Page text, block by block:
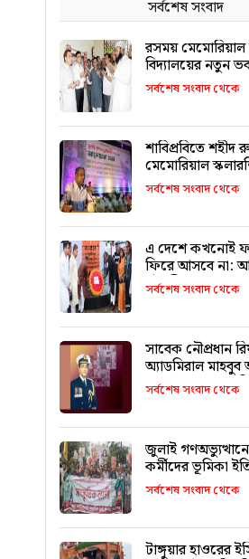
সর্বশেষ সংবাদ
রসময় মেমোরিয়াল
বিদ্যালয়ের নতুন
উদ্বোধন করলেন
সর্বশেষ সংবাদ থেকে
শাবিপ্রবিতে শহীদ
মেমোরিয়াল
ঘোষণা
সর্বশেষ সংবাদ থেকে
এ দেশে কখনোই
ফিরে আসবে না:
চৌধুরী
সর্বশেষ সংবাদ থেকে
সাবেক নৌপ্রধান
অ্যাডমিরাল মাহবুব
৪২তম শাহাদাৎ
বৃহস্পতিবার
সর্বশেষ সংবাদ থেকে
জুলাই
কর্মীদের ভূমিকা
স্বর্ণাক্ষরে লেখা
মিফতাহ্ সিদ্দিকী
সর্বশেষ সংবাদ থেকে
টাঙ্গুয়ার হাওরের